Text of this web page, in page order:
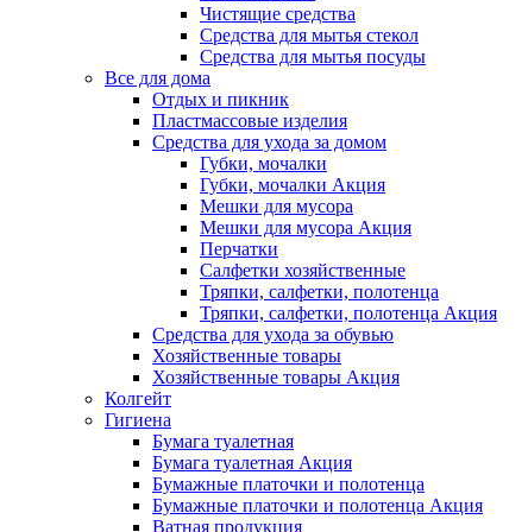
Чистящие средства
Средства для мытья стекол
Средства для мытья посуды
Все для дома
Отдых и пикник
Пластмассовые изделия
Средства для ухода за домом
Губки, мочалки
Губки, мочалки Акция
Мешки для мусора
Мешки для мусора Акция
Перчатки
Салфетки хозяйственные
Тряпки, салфетки, полотенца
Тряпки, салфетки, полотенца Акция
Средства для ухода за обувью
Хозяйственные товары
Хозяйственные товары Акция
Колгейт
Гигиена
Бумага туалетная
Бумага туалетная Акция
Бумажные платочки и полотенца
Бумажные платочки и полотенца Акция
Ватная продукция